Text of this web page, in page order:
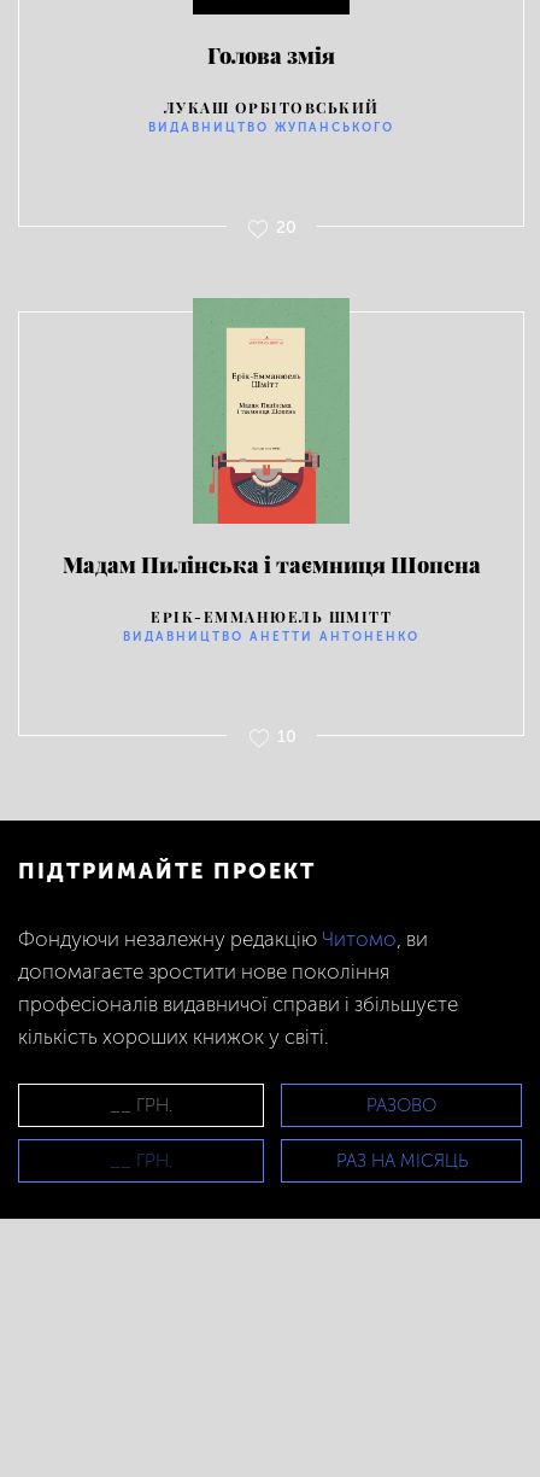
Голова змія
ЛУКАШ ОРБІТОВСЬКИЙ
ВИДАВНИЦТВО ЖУПАНСЬКОГО
20
Мадам Пилінська і таємниця Шопена
ЕРІК-ЕММАНЮЕЛЬ ШМІТТ
ВИДАВНИЦТВО АНЕТТИ АНТОНЕНКО
10
ПІДТРИМАЙТЕ ПРОЕКТ
Фондуючи незалежну редакцію Читомо, ви
допомагаєте зростити нове покоління
професіоналів видавничої справи і збільшуєте
кількість хороших книжок у світі.
РАЗОВО
РАЗ НА МІСЯЦЬ